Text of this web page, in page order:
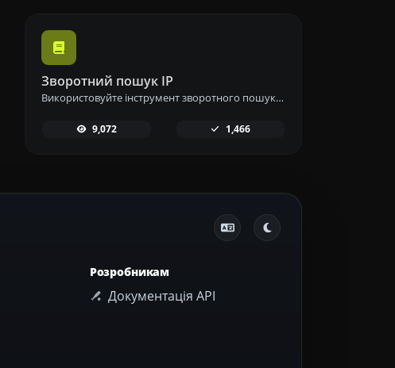
Зворотний пошук IP
Використовуйте інструмент зворотного пошуку IP, щоб швидко та легко знайти домен або хост, пов'язаний з будь-якою IP-адресою.
9,072 1,466
Розробникам
Документація API